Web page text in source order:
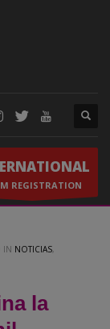
REGISTRATION
IN NOTICIAS,
la